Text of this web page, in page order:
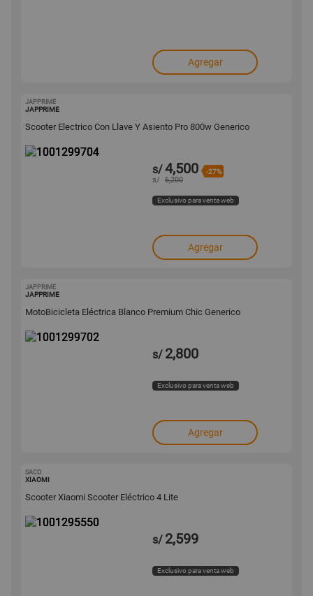
Agregar
JAPPRIME
JAPPRIME
Scooter Electrico Con Llave Y Asiento Pro 800w Generico
s/4,500 -27%
s/ 6,200
Exclusivo para venta web
Agregar
JAPPRIME
JAPPRIME
MotoBicicleta Eléctrica Blanco Premium Chic Generico
s/ 2,800
Exclusivo para venta web
Agregar
SACO
XIAOMI
Scooter Xiaomi Scooter Eléctrico 4 Lite
s/ 2,599
Exclusivo para venta web